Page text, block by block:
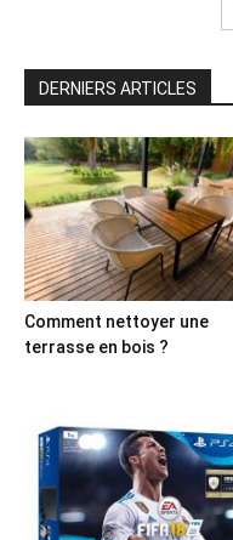
DERNIERS ARTICLES
Comment nettoyer une
terrasse en bois ?